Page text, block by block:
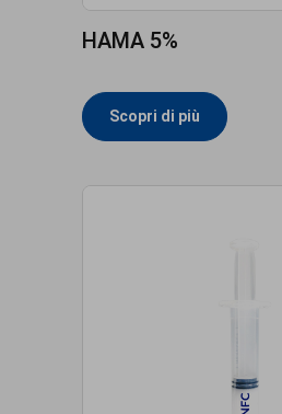
HAMA 5%
Scopri di più